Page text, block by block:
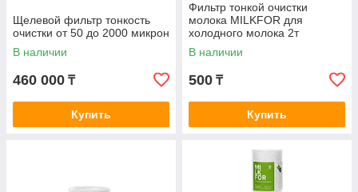
Щелевой фильтр тонкость
очистки от 50 до 2000 микрон
В наличии
460 000 ₸
Купить
Фильтр тонкой очистки
молока MILKFOR для
холодного молока 2т
В наличии
500 ₸
Купить